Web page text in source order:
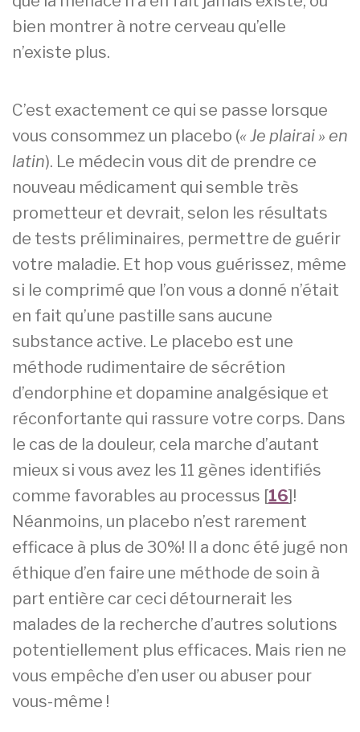
bien montrer à notre cerveau qu’elle
n’existe plus.
C’est exactement ce qui se passe lorsque
vous consommez un placebo (« Je plairai » en
latin). Le médecin vous dit de prendre ce
nouveau médicament qui semble très
prometteur et devrait, selon les résultats
de tests préliminaires, permettre de guérir
votre maladie. Et hop vous guérissez, même
si le comprimé que l’on vous a donné n’était
en fait qu’une pastille sans aucune
substance active. Le placebo est une
méthode rudimentaire de sécrétion
d’endorphine et dopamine analgésique et
réconfortante qui rassure votre corps. Dans
le cas de la douleur, cela marche d’autant
mieux si vous avez les 11 gènes identifiés
comme favorables au processus [16]!
Néanmoins, un placebo n’est rarement
efficace à plus de 30%! Il a donc été jugé non
éthique d’en faire une méthode de soin à
part entière car ceci détournerait les
malades de la recherche d’autres solutions
potentiellement plus efficaces. Mais rien ne
vous empêche d’en user ou abuser pour
vous-même !